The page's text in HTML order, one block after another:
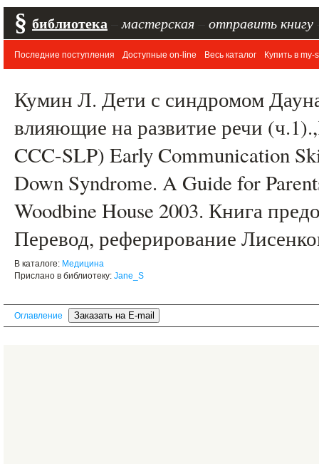
§ библиотека мастерская отправить книгу
Последние поступления Доступные on-line Весь каталог Купить в my-
Кумин Л. Дети с синдромом
влияющие на развитие речи
CCC-SLP) Early Communication
Down Syndrome. A Guide for
Woodbine House 2003. Книга
Перевод, реферирование
В каталоге: Медицина
Прислано в библиотеку: Jane_S
Оглавление